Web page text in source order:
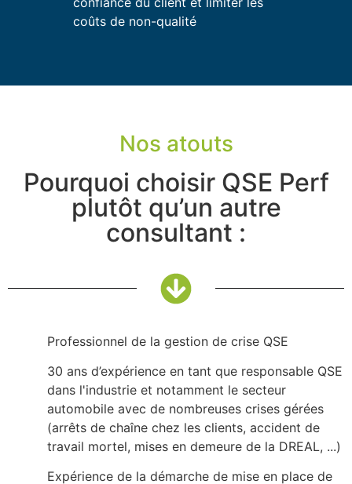
coûts de non-qualité
Nos atouts
Pourquoi choisir QSE Perf
plutôt qu’un autre
consultant :
Professionnel de la gestion de crise QSE
30 ans d’expérience en tant que responsable QSE
dans l'industrie et notamment le secteur
automobile avec de nombreuses crises gérées
(arrêts de chaîne chez les clients, accident de
travail mortel, mises en demeure de la DREAL, ...)
Expérience de la démarche de mise en place de